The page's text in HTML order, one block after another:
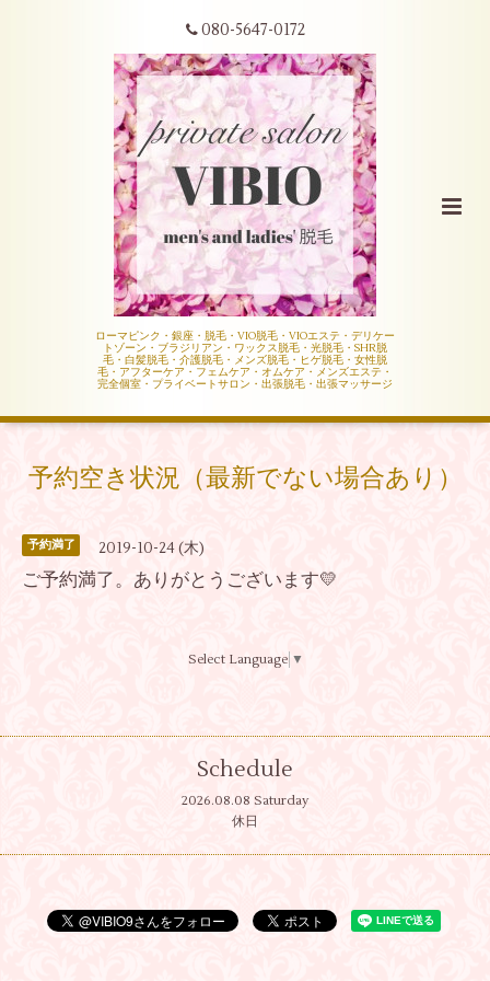
080-5647-0172
ローマピンク・銀座・脱毛・VIO脱毛・VIOエステ・デリケー
トゾーン・ブラジリアン・ワックス脱毛・光脱毛・SHR脱
毛・白髪脱毛・介護脱毛・メンズ脱毛・ヒゲ脱毛・女性脱
毛・アフターケア・フェムケア・オムケア・メンズエステ・
完全個室・プライベートサロン・出張脱毛・出張マッサージ
予約空き状況（最新でない場合あり）
予約満了 2019-10-24 (木)
ご予約満了。ありがとうございます💛
Select Language ▼
Schedule
2026.08.08 Saturday
休日